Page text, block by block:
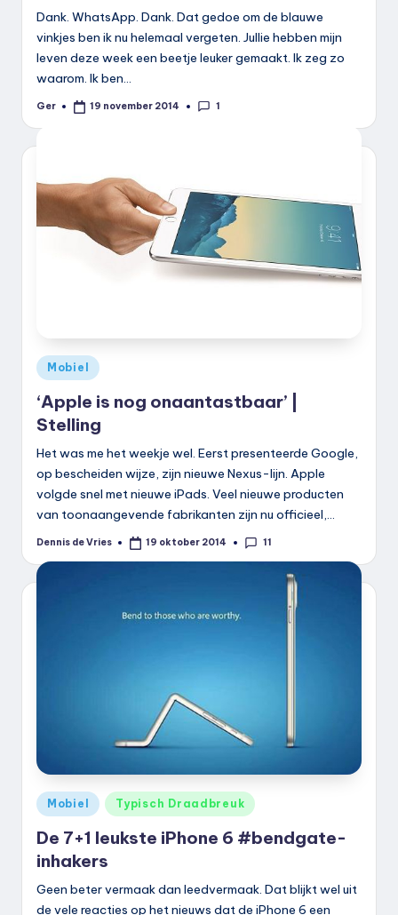
Dank. WhatsApp. Dank. Dat gedoe om de blauwe
vinkjes ben ik nu helemaal vergeten. Jullie hebben mijn
leven deze week een beetje leuker gemaakt. Ik zeg zo
waarom. Ik ben…
Geplaatst
Ger 19 november 2014 1
Geplaatst
in
Mobiel
‘Apple is nog onaantastbaar’ |
Stelling
Het was me het weekje wel. Eerst presenteerde Google,
op bescheiden wijze, zijn nieuwe Nexus-lijn. Apple
volgde snel met nieuwe iPads. Veel nieuwe producten
van toonaangevende fabrikanten zijn nu officieel,…
Geplaatst
Dennis de Vries 19 oktober 2014 11
Geplaatst
in
Mobiel Typisch Draadbreuk
De 7+1 leukste iPhone 6 #bendgate-
inhakers
Geen beter vermaak dan leedvermaak. Dat blijkt wel uit
de vele reacties op het nieuws dat de iPhone 6 een